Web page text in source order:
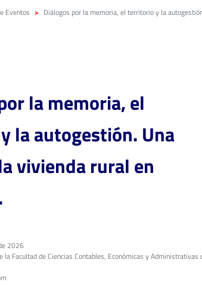
Eventos Diálogos por la memoria, el territorio y la
la memoria, el
la autogestión. Una
vivienda rural en
2026
la Facultad de Ciencias Contables, Económicas y Administrativas